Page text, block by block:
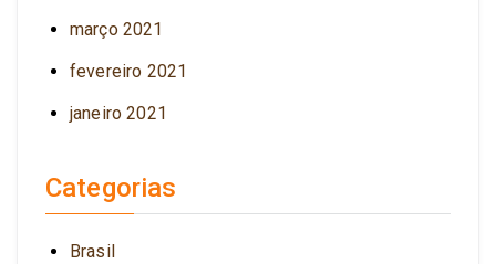
março 2021
fevereiro 2021
janeiro 2021
Categorias
Brasil